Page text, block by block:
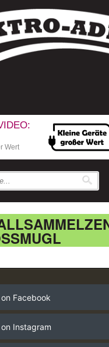
Wert
Facebook
on Instagram